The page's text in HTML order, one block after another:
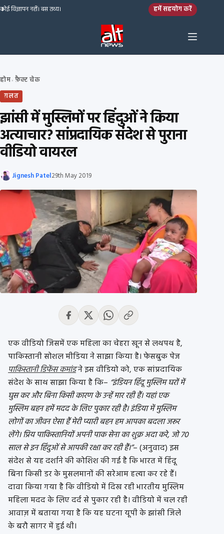
Skip to content
कोई विज्ञापन नहीं। बस तथ्य। हमें सहयोग करें
होम› फ़ैक्ट चेक
ग़लत
झांसी में मुस्लिमों पर हिंदुओं ने किया
अत्याचार? सांप्रदायिक संदेश से पुराना
वीडियो वायरल
Jignesh Patel29th May 2019
एक वीडियो जिसमें एक महिला का चेहरा खून से लथपथ है,
पाकिस्तानी सोशल मीडिया ने साझा किया है। फेसबुक पेज
पाकिस्तानी डिफेंस कमांडने इस वीडियो को, एक सांप्रदायिक
संदेश के साथ साझा किया है कि– “इंडियन हिंदू मुस्लिम घरों में
घुस कर और बिना किसी कारण के उन्हें मार रही हैं। यहां एक
मुस्लिम बहन हमें मदद के लिए पुकार रही है। इंडिया में मुस्लिम
लोगों का जीवन ऐसा हैं मेरी प्यारी बहन हम आपका बदला जरूर
लेंगे। प्रिय पाकिस्तानियों अपनी पाक सेना का शुक्र अदा करे, जो 70
साल से इन हिंदुओं से आपकी रक्षा कर रही हैं।”– (अनुवाद) इस
संदेश से यह दर्शाने की कोशिश की गई है कि भारत में हिंदू
बिना किसी डर के मुसलमानों की सरेआम हत्या कर रहे हैं।
दावा किया गया है कि वीडियो में दिख रही भारतीय मुस्लिम
महिला मदद के लिए दर्द से पुकार रही है। वीडियो में चल रही
आवाज़ में बताया गया है कि यह घटना यूपी के झांसी जिले
के बरौ सागर में हुई थी।